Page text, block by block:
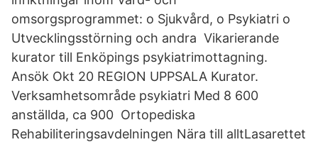
omsorgsprogrammet: o Sjukvård, o Psykiatri o
Utvecklingsstörning och andra Vikarierande
kurator till Enköpings psykiatrimottagning.
Ansök Okt 20 REGION UPPSALA Kurator.
Verksamhetsområde psykiatri Med 8 600
anställda, ca 900 Ortopediska
Rehabiliteringsavdelningen Nära till alltLasarettet